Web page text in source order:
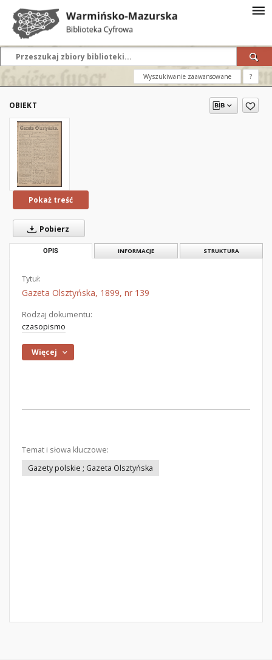
Wyszukiwanie zaawansowane ?
OBIEKT
Pokaż treść
Pobierz
OPIS INFORMACJE STRUKTURA
Tytuł:
Gazeta Olsztyńska, 1899, nr 139
Rodzaj dokumentu:
czasopismo
Więcej
Temat i słowa kluczowe:
Gazety polskie ; Gazeta Olsztyńska